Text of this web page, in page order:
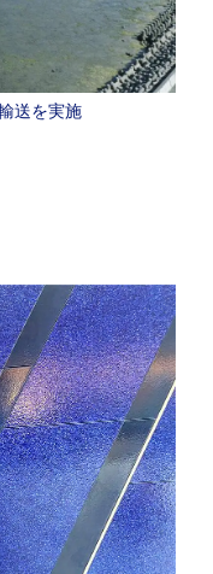
送を実施